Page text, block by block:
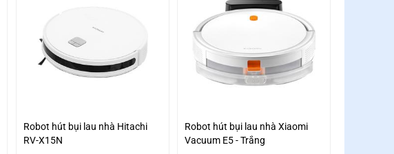
Robot hút bụi lau nhà Hitachi
RV-X15N
Robot hút bụi lau nhà Xiaomi
Vacuum E5 - Trắng